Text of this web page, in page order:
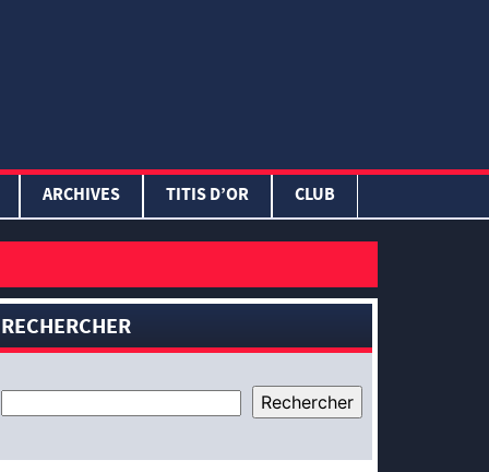
ARCHIVES TITIS D’OR CLUB
RECHERCHER